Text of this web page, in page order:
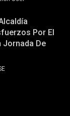
Por El
Jornada De